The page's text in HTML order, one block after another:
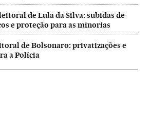
de Lula da Silva: subidas de
e proteção para as minorias
de Bolsonaro: privatizações e
a Polícia